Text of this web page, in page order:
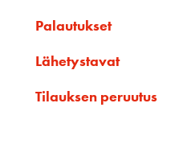
Palautukset
Lähetystavat
Tilauksen peruutus